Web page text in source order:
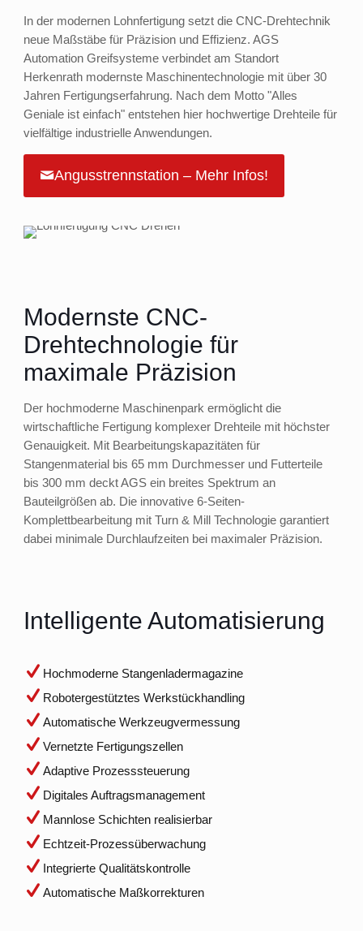
In der modernen Lohnfertigung setzt die CNC-Drehtechnik
neue Maßstäbe für Präzision und Effizienz. AGS
Automation Greifsysteme verbindet am Standort
Herkenrath modernste Maschinentechnologie mit über 30
Jahren Fertigungserfahrung. Nach dem Motto "Alles
Geniale ist einfach" entstehen hier hochwertige Drehteile für
vielfältige industrielle Anwendungen.
Angusstrennstation – Mehr Infos!
Modernste CNC-
Drehtechnologie für
maximale Präzision
Der hochmoderne Maschinenpark ermöglicht die
wirtschaftliche Fertigung komplexer Drehteile mit höchster
Genauigkeit. Mit Bearbeitungskapazitäten für
Stangenmaterial bis 65 mm Durchmesser und Futterteile
bis 300 mm deckt AGS ein breites Spektrum an
Bauteilgrößen ab. Die innovative 6-Seiten-
Komplettbearbeitung mit Turn & Mill Technologie garantiert
dabei minimale Durchlaufzeiten bei maximaler Präzision.
Intelligente Automatisierung
Hochmoderne Stangenladermagazine
Robotergestütztes Werkstückhandling
Automatische Werkzeugvermessung
Vernetzte Fertigungszellen
Adaptive Prozesssteuerung
Digitales Auftragsmanagement
Mannlose Schichten realisierbar
Echtzeit-Prozessüberwachung
Integrierte Qualitätskontrolle
Automatische Maßkorrekturen